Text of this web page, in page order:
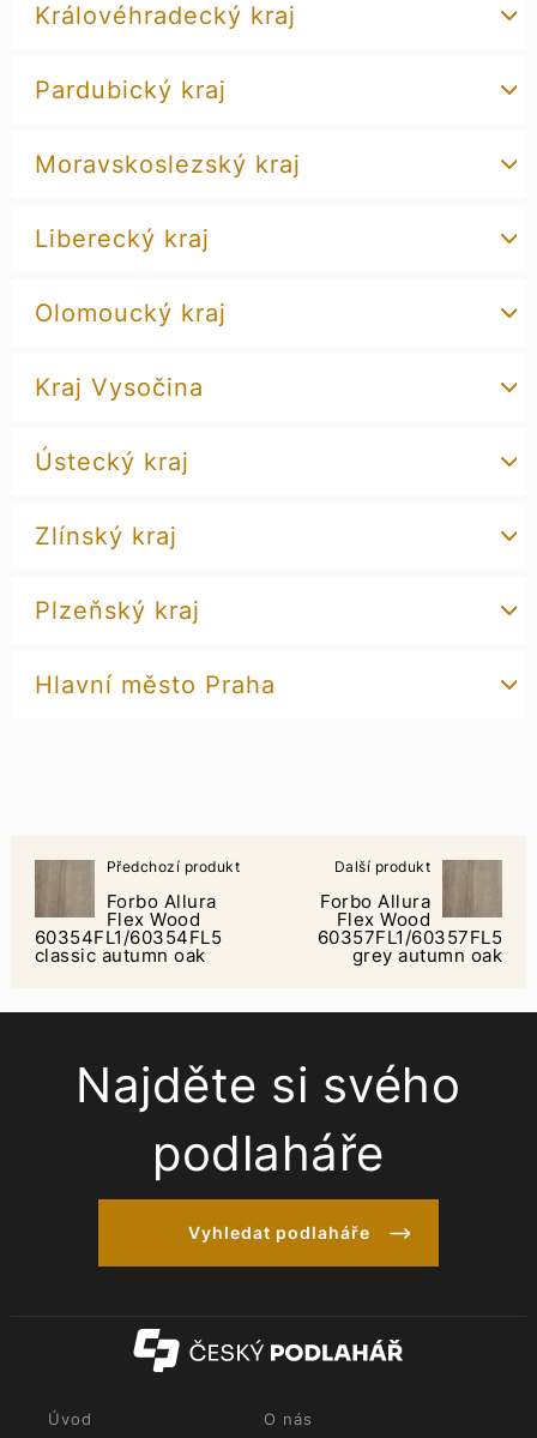
Královéhradecký kraj
Pardubický kraj
Moravskoslezský kraj
Liberecký kraj
Olomoucký kraj
Kraj Vysočina
Ústecký kraj
Zlínský kraj
Plzeňský kraj
Hlavní město Praha
Předchozí produkt
Forbo Allura
Flex Wood
60354FL1/60354FL5
classic autumn oak
Další produkt
Forbo Allura
Flex Wood
60357FL1/60357FL5
grey autumn oak
Najděte si svého
podlaháře
Vyhledat podlaháře
Úvod O nás